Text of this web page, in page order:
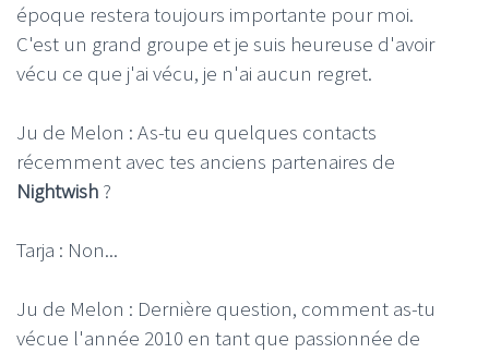
époque restera toujours importante pour moi.
C'est un grand groupe et je suis heureuse d'avoir
vécu ce que j'ai vécu, je n'ai aucun regret.
Ju de Melon : As-tu eu quelques contacts
récemment avec tes anciens partenaires de
Nightwish ?
Tarja : Non...
Ju de Melon : Dernière question, comment as-tu
vécue l'année 2010 en tant que passionnée de